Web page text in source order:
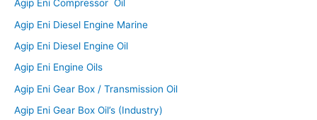
Agip Eni Compressor Oil
Agip Eni Diesel Engine Marine
Agip Eni Diesel Engine Oil
Agip Eni Engine Oils
Agip Eni Gear Box / Transmission Oil
Agip Eni Gear Box Oil’s (Industry)